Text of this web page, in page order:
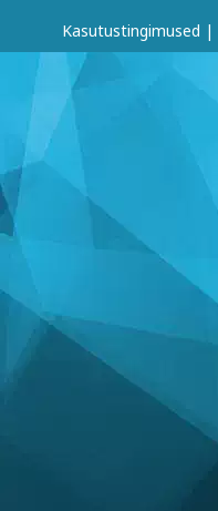
Kasutustingimused |